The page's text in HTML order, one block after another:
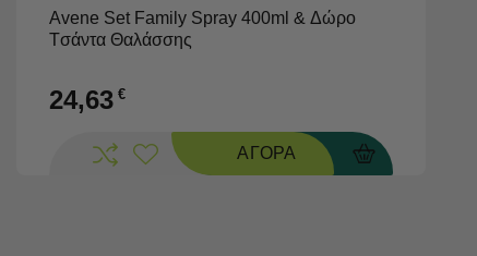
Avene Set Family Spray 400ml & Δώρο
Tσάντα Θαλάσσης
24,63 €
ΑΓΟΡΑ